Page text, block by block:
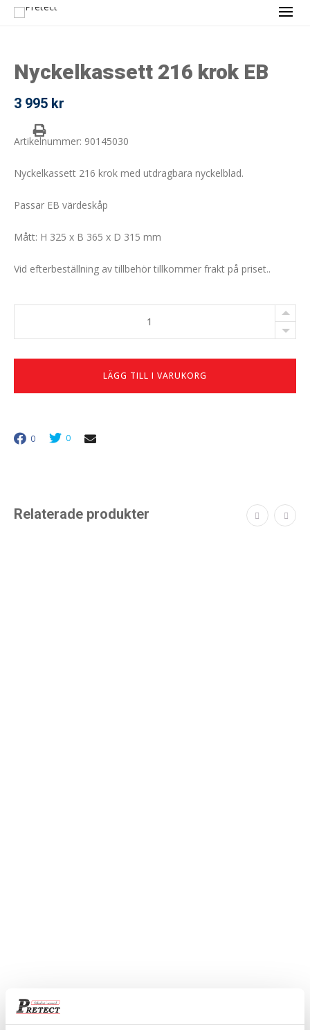
Nyckelkassett 216 krok EB
3 995 kr
Artikelnummer: 90145030
Nyckelkassett 216 krok med utdragbara nyckelblad.
Passar EB värdeskåp
Mått: H 325 x B 365 x D 315 mm
Vid efterbeställning av tillbehör tillkommer frakt på priset..
krok
EB
LÄGG TILL I VARUKORG
0 0
Relaterade produkter